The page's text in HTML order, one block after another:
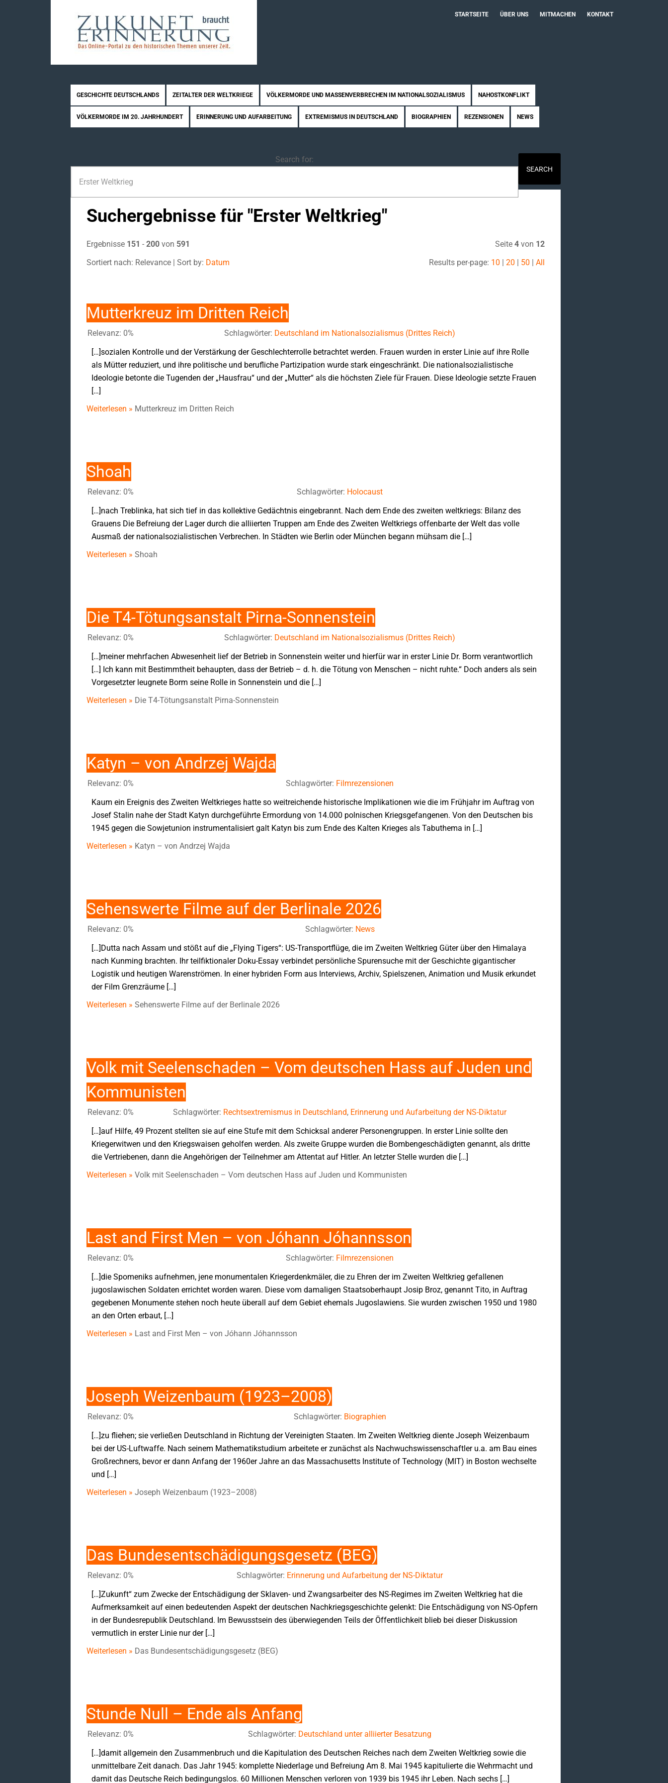
STARTSEITE ÜBER UNS MITMACHEN KONTAKT
GESCHICHTE DEUTSCHLANDS ZEITALTER DER WELTKRIEGE VÖLKERMORDE UND MASSENVERBRECHEN IM NATIONALSOZIALISMUS NAHOSTKONFLIKT
VÖLKERMORDE IM 20. JAHRHUNDERT ERINNERUNG UND AUFARBEITUNG EXTREMISMUS IN DEUTSCHLAND BIOGRAPHIEN REZENSIONEN NEWS
Search for:
Suchergebnisse für "Erster Weltkrieg"
Ergebnisse 151 - 200 von 591 Seite 4 von 12
Sortiert nach: Relevance | Sort by: Datum Results per-page: 10 | 20 | 50 | All
Mutterkreuz im Dritten Reich
Relevanz: 0% Schlagwörter: Deutschland im Nationalsozialismus (Drittes Reich)
[…]sozialen Kontrolle und der Verstärkung der Geschlechterrolle betrachtet werden. Frauen wurden in erster Linie auf ihre Rolle
als Mütter reduziert, und ihre politische und berufliche Partizipation wurde stark eingeschränkt. Die nationalsozialistische
Ideologie betonte die Tugenden der „Hausfrau“ und der „Mutter“ als die höchsten Ziele für Frauen. Diese Ideologie setzte Frauen
[…]
Weiterlesen » Mutterkreuz im Dritten Reich
Shoah
Relevanz: 0% Schlagwörter: Holocaust
[…]nach Treblinka, hat sich tief in das kollektive Gedächtnis eingebrannt. Nach dem Ende des zweiten weltkriegs: Bilanz des
Grauens Die Befreiung der Lager durch die alliierten Truppen am Ende des Zweiten Weltkriegs offenbarte der Welt das volle
Ausmaß der nationalsozialistischen Verbrechen. In Städten wie Berlin oder München begann mühsam die […]
Weiterlesen » Shoah
Die T4-Tötungsanstalt Pirna-Sonnenstein
Relevanz: 0% Schlagwörter: Deutschland im Nationalsozialismus (Drittes Reich)
[…]meiner mehrfachen Abwesenheit lief der Betrieb in Sonnenstein weiter und hierfür war in erster Linie Dr. Borm verantwortlich
[…] Ich kann mit Bestimmtheit behaupten, dass der Betrieb – d. h. die Tötung von Menschen – nicht ruhte.“ Doch anders als sein
Vorgesetzter leugnete Borm seine Rolle in Sonnenstein und die […]
Weiterlesen » Die T4-Tötungsanstalt Pirna-Sonnenstein
Katyn – von Andrzej Wajda
Relevanz: 0% Schlagwörter: Filmrezensionen
Kaum ein Ereignis des Zweiten Weltkrieges hatte so weitreichende historische Implikationen wie die im Frühjahr im Auftrag von
Josef Stalin nahe der Stadt Katyn durchgeführte Ermordung von 14.000 polnischen Kriegsgefangenen. Von den Deutschen bis
1945 gegen die Sowjetunion instrumentalisiert galt Katyn bis zum Ende des Kalten Krieges als Tabuthema in […]
Weiterlesen » Katyn – von Andrzej Wajda
Sehenswerte Filme auf der Berlinale 2026
Relevanz: 0% Schlagwörter: News
[…]Dutta nach Assam und stößt auf die „Flying Tigers“: US-Transportflüge, die im Zweiten Weltkrieg Güter über den Himalaya
nach Kunming brachten. Ihr teilfiktionaler Doku-Essay verbindet persönliche Spurensuche mit der Geschichte gigantischer
Logistik und heutigen Warenströmen. In einer hybriden Form aus Interviews, Archiv, Spielszenen, Animation und Musik erkundet
der Film Grenzräume […]
Weiterlesen » Sehenswerte Filme auf der Berlinale 2026
Volk mit Seelenschaden – Vom deutschen Hass auf Juden und
Kommunisten
Relevanz: 0% Schlagwörter: Rechtsextremismus in Deutschland, Erinnerung und Aufarbeitung der NS-Diktatur
[…]auf Hilfe, 49 Prozent stellten sie auf eine Stufe mit dem Schicksal anderer Personengruppen. In erster Linie sollte den
Kriegerwitwen und den Kriegswaisen geholfen werden. Als zweite Gruppe wurden die Bombengeschädigten genannt, als dritte
die Vertriebenen, dann die Angehörigen der Teilnehmer am Attentat auf Hitler. An letzter Stelle wurden die […]
Weiterlesen » Volk mit Seelenschaden – Vom deutschen Hass auf Juden und Kommunisten
Last and First Men – von Jóhann Jóhannsson
Relevanz: 0% Schlagwörter: Filmrezensionen
[…]die Spomeniks aufnehmen, jene monumentalen Kriegerdenkmäler, die zu Ehren der im Zweiten Weltkrieg gefallenen
jugoslawischen Soldaten errichtet worden waren. Diese vom damaligen Staatsoberhaupt Josip Broz, genannt Tito, in Auftrag
gegebenen Monumente stehen noch heute überall auf dem Gebiet ehemals Jugoslawiens. Sie wurden zwischen 1950 und 1980
an den Orten erbaut, […]
Weiterlesen » Last and First Men – von Jóhann Jóhannsson
Joseph Weizenbaum (1923–2008)
Relevanz: 0% Schlagwörter: Biographien
[…]zu fliehen; sie verließen Deutschland in Richtung der Vereinigten Staaten. Im Zweiten Weltkrieg diente Joseph Weizenbaum
bei der US-Luftwaffe. Nach seinem Mathematikstudium arbeitete er zunächst als Nachwuchswissenschaftler u.a. am Bau eines
Großrechners, bevor er dann Anfang der 1960er Jahre an das Massachusetts Institute of Technology (MIT) in Boston wechselte
und […]
Weiterlesen » Joseph Weizenbaum (1923–2008)
Das Bundesentschädigungsgesetz (BEG)
Relevanz: 0% Schlagwörter: Erinnerung und Aufarbeitung der NS-Diktatur
[…]Zukunft“ zum Zwecke der Entschädigung der Sklaven- und Zwangsarbeiter des NS-Regimes im Zweiten Weltkrieg hat die
Aufmerksamkeit auf einen bedeutenden Aspekt der deutschen Nachkriegsgeschichte gelenkt: Die Entschädigung von NS-Opfern
in der Bundesrepublik Deutschland. Im Bewusstsein des überwiegenden Teils der Öffentlichkeit blieb bei dieser Diskussion
vermutlich in erster Linie nur der […]
Weiterlesen » Das Bundesentschädigungsgesetz (BEG)
Stunde Null – Ende als Anfang
Relevanz: 0% Schlagwörter: Deutschland unter alliierter Besatzung
[…]damit allgemein den Zusammenbruch und die Kapitulation des Deutschen Reiches nach dem Zweiten Weltkrieg sowie die
unmittelbare Zeit danach. Das Jahr 1945: komplette Niederlage und Befreiung Am 8. Mai 1945 kapitulierte die Wehrmacht und
damit das Deutsche Reich bedingungslos. 60 Millionen Menschen verloren von 1939 bis 1945 ihr Leben. Nach sechs […]